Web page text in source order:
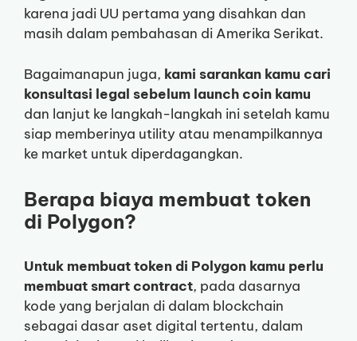
karena jadi UU pertama yang disahkan dan
masih dalam pembahasan di Amerika Serikat.
Bagaimanapun juga, kami sarankan kamu cari
konsultasi legal sebelum launch coin kamu
dan lanjut ke langkah-langkah ini setelah kamu
siap memberinya utility atau menampilkannya
ke market untuk diperdagangkan.
Berapa biaya membuat token
di Polygon?
Untuk membuat token di Polygon kamu perlu
membuat smart contract, pada dasarnya
kode yang berjalan di dalam blockchain
sebagai dasar aset digital tertentu, dalam